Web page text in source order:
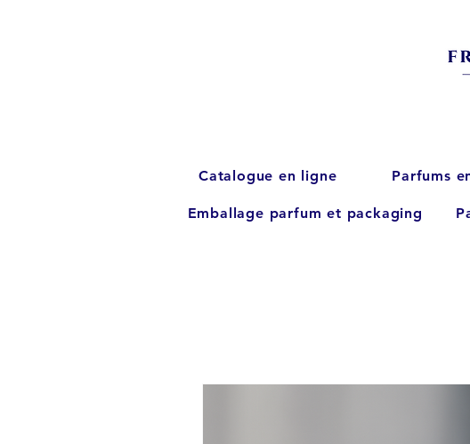
Catalogue en ligne Parfums
Emballage parfum et packaging